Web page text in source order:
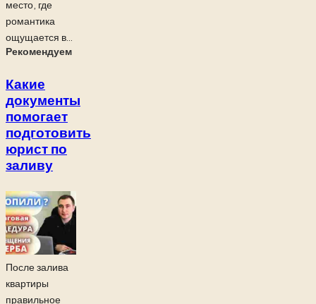
место, где
романтика
ощущается в...
Рекомендуем
Какие
документы
помогает
подготовить
юрист по
заливу
После залива
квартиры
правильное